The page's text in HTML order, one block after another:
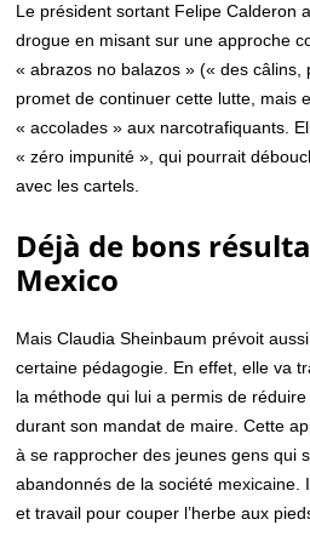
Le président sortant Felipe Calderon
drogue en misant sur une approche
« abrazos no balazos » (« des câlins,
promet de continuer cette lutte, mais
« accolades » aux narcotrafiquants.
« zéro impunité », qui pourrait
avec les cartels.
Déjà de bons
Mexico
Mais Claudia Sheinbaum prévoit
certaine pédagogie. En effet, elle va
la méthode qui lui a permis de
durant son mandat de maire. Cette
à se rapprocher des jeunes gens qui
abandonnés de la société mexicaine.
et travail pour couper l’herbe aux